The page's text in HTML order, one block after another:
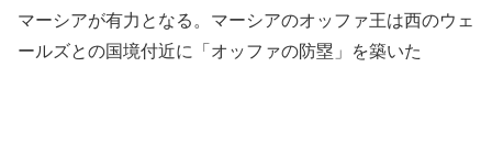
マーシアが有力となる。マーシアのオッファ王は西のウェ
ールズとの国境付近に「オッファの防塁」を築いた